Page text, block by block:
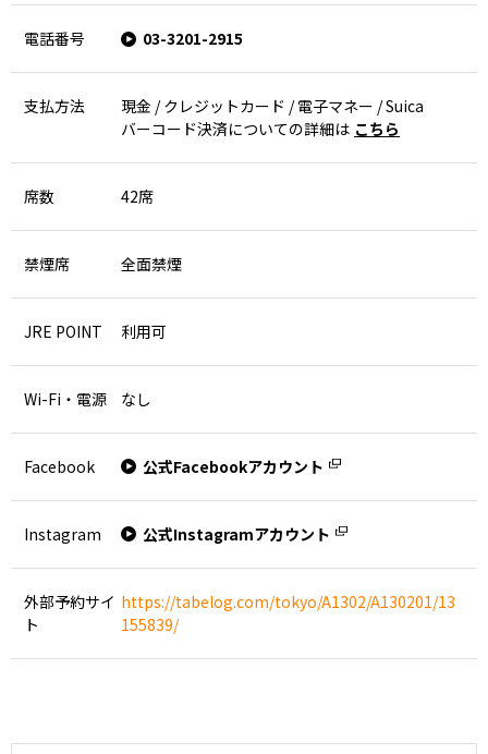
電話番号 03-3201-2915
支払方法
現金 / クレジットカード / 電子マネー / Suica
バーコード決済についての詳細は こちら
席数 42席
禁煙席 全面禁煙
JRE POINT 利用可
Wi-Fi・電源 なし
Facebook 公式Facebookアカウント
Instagram 公式Instagramアカウント
外部予約サイ
ト
https://tabelog.com/tokyo/A1302/A130201/13
155839/